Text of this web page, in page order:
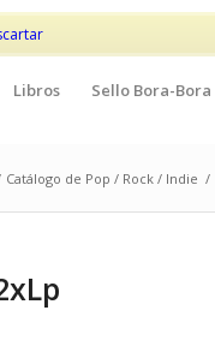
Libros Sello Bora-Bora
Catálogo de Pop / Rock / Indie /